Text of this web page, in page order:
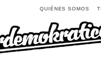
QUIÉNES SOMOS